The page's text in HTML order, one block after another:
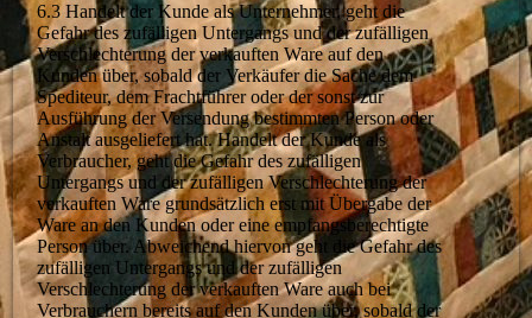
6.3 Handelt der Kunde als Unternehmer, geht die
Gefahr des zufälligen Untergangs und der zufälligen
Verschlechterung der verkauften Ware auf den
Kunden über, sobald der Verkäufer die Sache dem
Spediteur, dem Frachtführer oder der sonst zur
Ausführung der Versendung bestimmten Person oder
Anstalt ausgeliefert hat. Handelt der Kunde als
Verbraucher, geht die Gefahr des zufälligen
Untergangs und der zufälligen Verschlechterung der
verkauften Ware grundsätzlich erst mit Übergabe der
Ware an den Kunden oder eine empfangsberechtigte
Person über. Abweichend hiervon geht die Gefahr des
zufälligen Untergangs und der zufälligen
Verschlechterung der verkauften Ware auch bei
Verbrauchern bereits auf den Kunden über, sobald der